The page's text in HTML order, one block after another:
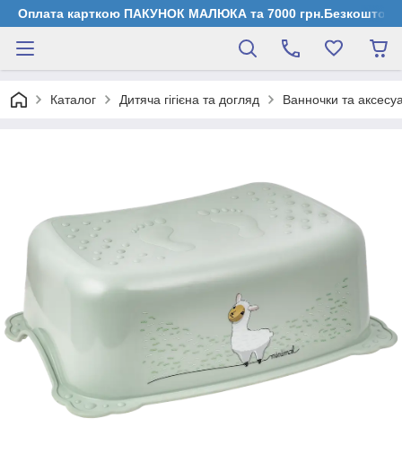
Оплата карткою ПАКУНОК МАЛЮКА та 7000 грн.Безкоштовна
Каталог Дитяча гігієна та догляд Ванночки та